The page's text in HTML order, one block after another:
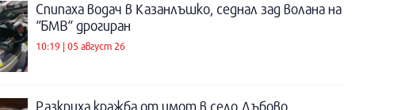
Спипаха водач в Казанлъшко, седнал зад волана на
“БМВ“ дрогиран
10:19 | 05 август 26
Разкриха кражба от имот в село Дъбово